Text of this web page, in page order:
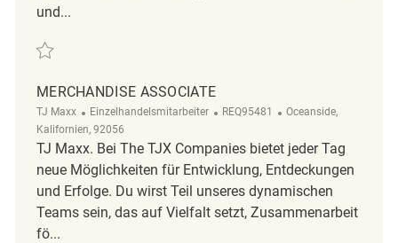
und...
Retten Merchandise Associate REQ129902
MERCHANDISE ASSOCIATE
TJ Maxx Kategorie
Einzelhandelsmitarbeiter ReqId
REQ95481 Ort
Oceanside,
Kalifornien, 92056
TJ Maxx. Bei The TJX Companies bietet jeder Tag
neue Möglichkeiten für Entwicklung, Entdeckungen
und Erfolge. Du wirst Teil unseres dynamischen
Teams sein, das auf Vielfalt setzt, Zusammenarbeit
fö...